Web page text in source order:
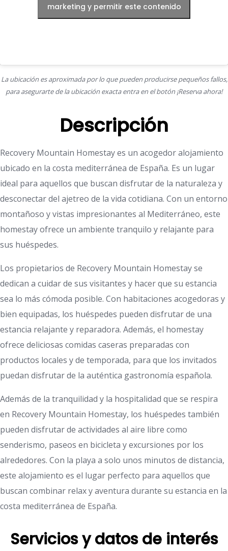
marketing y permitir este contenido
La ubicación es aproximada por lo que pueden producirse pequeños fallos,
para asegurarte de la ubicación exacta entra en el botón ¡Reserva ahora!
Descripción
Recovery Mountain Homestay es un acogedor alojamiento
ubicado en la costa mediterránea de España. Es un lugar
ideal para aquellos que buscan disfrutar de la naturaleza y
desconectar del ajetreo de la vida cotidiana. Con un entorno
montañoso y vistas impresionantes al Mediterráneo, este
homestay ofrece un ambiente tranquilo y relajante para
sus huéspedes.
Los propietarios de Recovery Mountain Homestay se
dedican a cuidar de sus visitantes y hacer que su estancia
sea lo más cómoda posible. Con habitaciones acogedoras y
bien equipadas, los huéspedes pueden disfrutar de una
estancia relajante y reparadora. Además, el homestay
ofrece deliciosas comidas caseras preparadas con
productos locales y de temporada, para que los invitados
puedan disfrutar de la auténtica gastronomía española.
Además de la tranquilidad y la hospitalidad que se respira
en Recovery Mountain Homestay, los huéspedes también
pueden disfrutar de actividades al aire libre como
senderismo, paseos en bicicleta y excursiones por los
alrededores. Con la playa a solo unos minutos de distancia,
este alojamiento es el lugar perfecto para aquellos que
buscan combinar relax y aventura durante su estancia en la
costa mediterránea de España.
Servicios y datos de interés